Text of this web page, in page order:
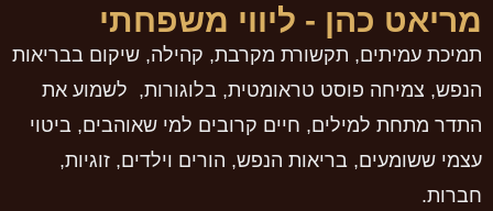
מריאט כהן - ליווי משפחתי
תמיכת עמיתים, תקשורת מקרבת, קהילה, שיקום בבריאות
הנפש, צמיחה פוסט טראומטית, בלוגורות, לשמוע את
התדר מתחת למילים, חיים קרובים למי שאוהבים, ביטוי
עצמי ששומעים, בריאות הנפש, הורים וילדים, זוגיות,
חברות.